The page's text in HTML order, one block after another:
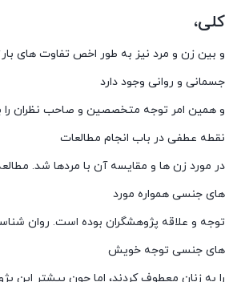
کلی،
و بین زن و مرد نیز به طور اخص تفاوت های
جسمانی و روانی وجود دارد
و همین امر توجه متخصصین و صاحب نظران را
نقطه عطفی در باب انجام مطالعات
در مورد زن ها و مقایسه آن با مردها شد.
های جنسی همواره مورد
توجه و علاقه پژوهشگران بوده است. روان
های جنسی توجه خویش
را به زنان معطوف کردند، اما چون بیشتر این